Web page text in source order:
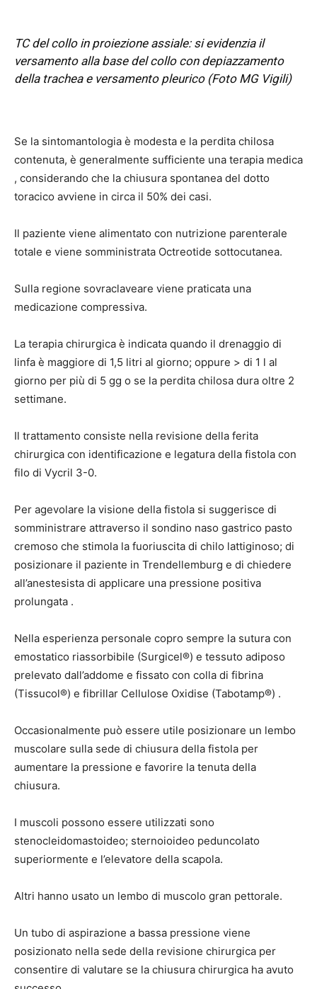
TC del collo in proiezione assiale: si evidenzia il
versamento alla base del collo con depiazzamento
della trachea e versamento pleurico (Foto MG Vigili)
Se la sintomantologia è modesta e la perdita chilosa
contenuta, è generalmente sufficiente una terapia medica
, considerando che la chiusura spontanea del dotto
toracico avviene in circa il 50% dei casi.
Il paziente viene alimentato con nutrizione parenterale
totale e viene somministrata Octreotide sottocutanea.
Sulla regione sovraclaveare viene praticata una
medicazione compressiva.
La terapia chirurgica è indicata quando il drenaggio di
linfa è maggiore di 1,5 litri al giorno; oppure > di 1 l al
giorno per più di 5 gg o se la perdita chilosa dura oltre 2
settimane.
Il trattamento consiste nella revisione della ferita
chirurgica con identificazione e legatura della fistola con
filo di Vycril 3-0.
Per agevolare la visione della fistola si suggerisce di
somministrare attraverso il sondino naso gastrico pasto
cremoso che stimola la fuoriuscita di chilo lattiginoso; di
posizionare il paziente in Trendellemburg e di chiedere
all’anestesista di applicare una pressione positiva
prolungata .
Nella esperienza personale copro sempre la sutura con
emostatico riassorbibile (Surgicel®) e tessuto adiposo
prelevato dall’addome e fissato con colla di fibrina
(Tissucol®) e fibrillar Cellulose Oxidise (Tabotamp®) .
Occasionalmente può essere utile posizionare un lembo
muscolare sulla sede di chiusura della fistola per
aumentare la pressione e favorire la tenuta della
chiusura.
I muscoli possono essere utilizzati sono
stenocleidomastoideo; sternoioideo peduncolato
superiormente e l’elevatore della scapola.
Altri hanno usato un lembo di muscolo gran pettorale.
Un tubo di aspirazione a bassa pressione viene
posizionato nella sede della revisione chirurgica per
consentire di valutare se la chiusura chirurgica ha avuto